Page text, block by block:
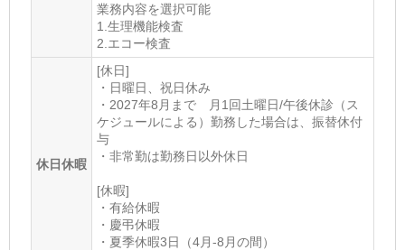
業務内容を選択可能
1.生理機能検査
2.エコー検査
休日休暇
[休日]
・日曜日、祝日休み
・2027年8月まで 月1回土曜日/午後休診（ス
ケジュールによる）勤務した場合は、振替休付
与
・非常勤は勤務日以外休日
[休暇]
・有給休暇
・慶弔休暇
・夏季休暇3日（4月-8月の間）